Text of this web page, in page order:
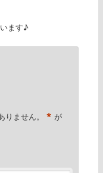
ます♪
ません。 * が